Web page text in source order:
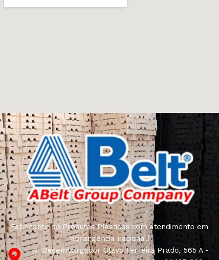
Fabricante de Produtos Plásticos com atendimento em
abrangência nacional!
R. Desembargador Olavo Ferreira Prado, 565 A -